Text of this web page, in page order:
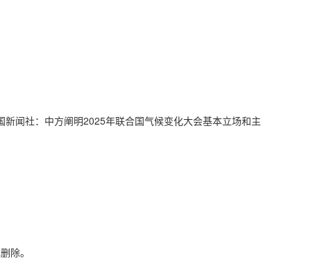
新闻社：中方阐明2025年联合国气候变化大会基本立场和主
除。